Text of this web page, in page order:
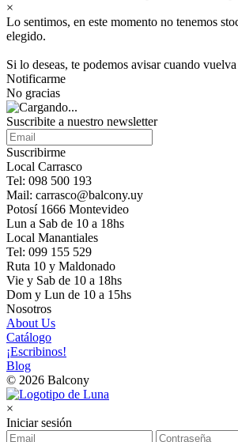
×
Lo sentimos, en este momento no tenemos
elegido.
Si lo deseas, te podemos avisar cuando
Notificarme
No gracias
Suscribite a nuestro newsletter
Suscribirme
Local Carrasco
Tel: 098 500 193
Mail: carrasco@balcony.uy
Potosí 1666 Montevideo
Lun a Sab de 10 a 18hs
Local Manantiales
Tel: 099 155 529
Ruta 10 y Maldonado
Vie y Sab de 10 a 18hs
Dom y Lun de 10 a 15hs
Nosotros
About Us
Catálogo
¡Escribinos!
Blog
© 2026 Balcony
×
Iniciar sesión